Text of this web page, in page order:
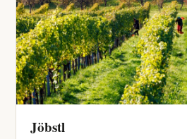
Jöbstl